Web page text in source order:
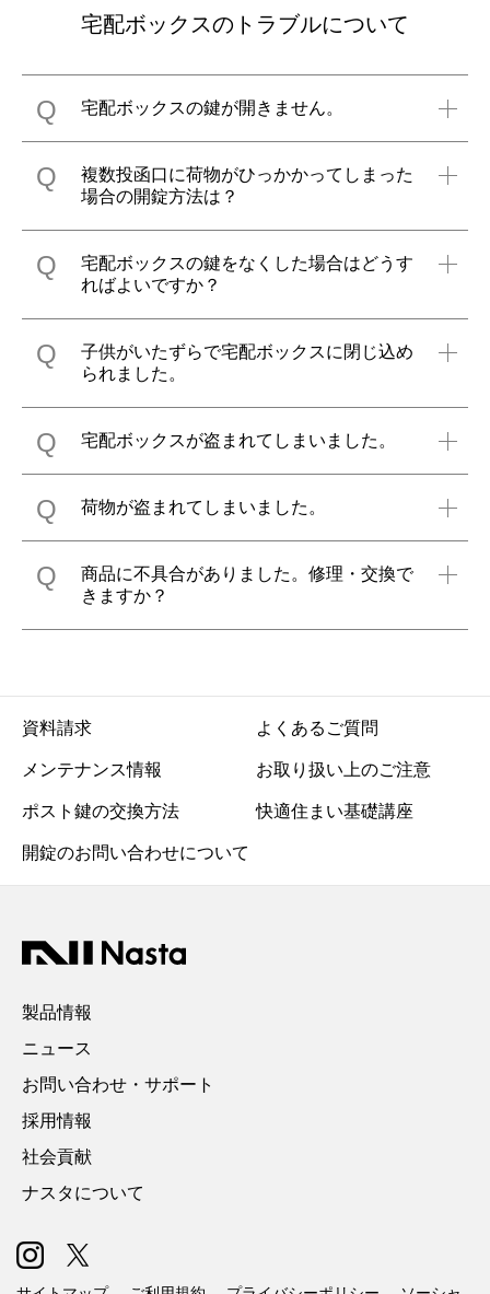
宅配ボックスのトラブルについて
Q 宅配ボックスの鍵が開きません。
Q
複数投函口に荷物がひっかかってしまった
場合の開錠方法は？
Q
宅配ボックスの鍵をなくした場合はどうす
ればよいですか？
Q
子供がいたずらで宅配ボックスに閉じ込め
られました。
Q 宅配ボックスが盗まれてしまいました。
Q 荷物が盗まれてしまいました。
Q
商品に不具合がありました。修理・交換で
きますか？
資料請求 よくあるご質問
メンテナンス情報 お取り扱い上のご注意
ポスト鍵の交換方法 快適住まい基礎講座
開錠のお問い合わせについて
製品情報
ニュース
お問い合わせ・サポート
採用情報
社会貢献
ナスタについて